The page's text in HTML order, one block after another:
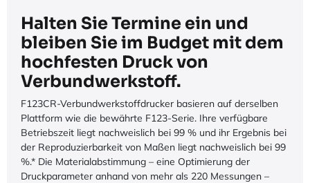
Halten Sie Termine ein und
bleiben Sie im Budget mit dem
hochfesten Druck von
Verbundwerkstoff.
F123CR-Verbundwerkstoffdrucker basieren auf derselben
Plattform wie die bewährte F123-Serie. Ihre verfügbare
Betriebszeit liegt nachweislich bei 99 % und ihr Ergebnis bei
der Reproduzierbarkeit von Maßen liegt nachweislich bei 99
%.* Die Materialabstimmung – eine Optimierung der
Druckparameter anhand von mehr als 220 Messungen –